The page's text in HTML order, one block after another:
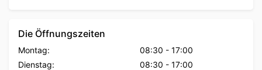
Die Öffnungszeiten
Montag: 08:30 - 17:00
Dienstag:
08:30 - 17:00